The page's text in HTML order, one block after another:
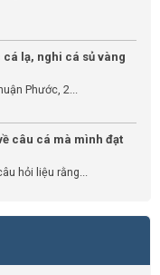
lạ, nghi cá sủ vàng
Phước, 2...
câu cá mà mình đạt
hỏi liệu rằng...